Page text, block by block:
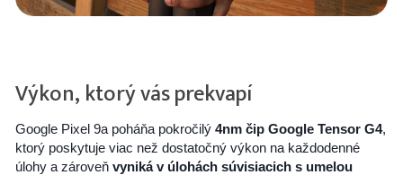
Výkon, ktorý vás prekvapí
Google Pixel 9a poháňa pokročilý 4nm čip Google Tensor G4,
ktorý poskytuje viac než dostatočný výkon na každodenné
úlohy a zároveň vyniká v úlohách súvisiacich s umelou